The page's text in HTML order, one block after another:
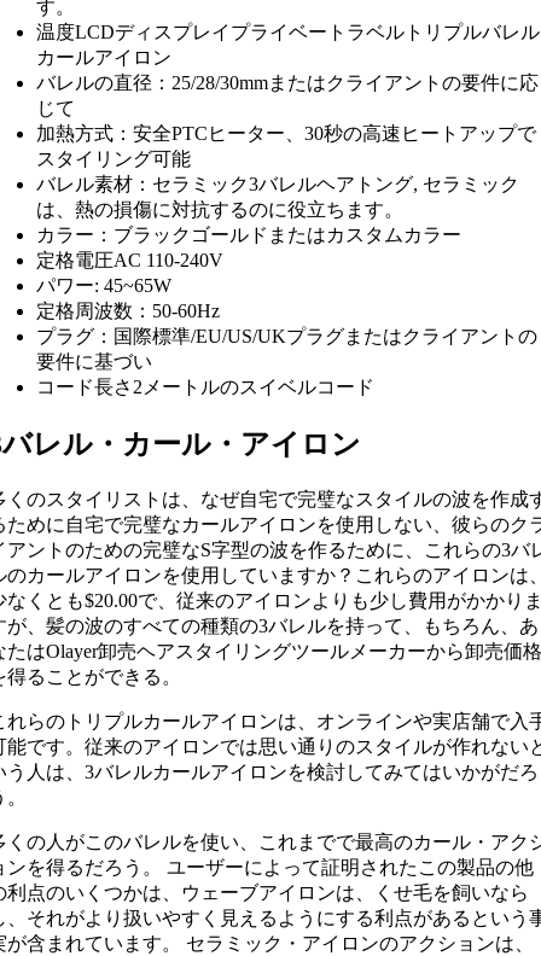
す。
温度LCDディスプレイプライベートラベルトリプルバレル
カールアイロン
バレルの直径：25/28/30mmまたはクライアントの要件に応
じて
加熱方式：安全PTCヒーター、30秒の高速ヒートアップで
スタイリング可能
バレル素材：セラミック3バレルヘアトング, セラミック
は、熱の損傷に対抗するのに役立ちます。
カラー：ブラックゴールドまたはカスタムカラー
定格電圧AC 110-240V
パワー: 45~65W
定格周波数：50-60Hz
プラグ：国際標準/EU/US/UKプラグまたはクライアントの
要件に基づい
コード長さ2メートルのスイベルコード
レル・カール・アイロン
くのスタイリストは、なぜ自宅で完璧なスタイルの波を作成
ために自宅で完璧なカールアイロンを使用しない、彼らのク
アントのための完璧なS字型の波を作るために、これらの3バ
のカールアイロンを使用していますか？これらのアイロンは
なくとも$20.00で、従来のアイロンよりも少し費用がかかり
が、髪の波のすべての種類の3バレルを持って、もちろん、あ
たはOlayer卸売ヘアスタイリングツールメーカーから卸売価
得ることができる。
れらのトリプルカールアイロンは、オンラインや実店舗で入
能です。従来のアイロンでは思い通りのスタイルが作れない
う人は、3バレルカールアイロンを検討してみてはいかがだろ
くの人がこのバレルを使い、これまでで最高のカール・アク
ンを得るだろう。 ユーザーによって証明されたこの製品の他
利点のいくつかは、ウェーブアイロンは、くせ毛を飼いなら
、それがより扱いやすく見えるようにする利点があるという
が含まれています。 セラミック・アイロンのアクションは、